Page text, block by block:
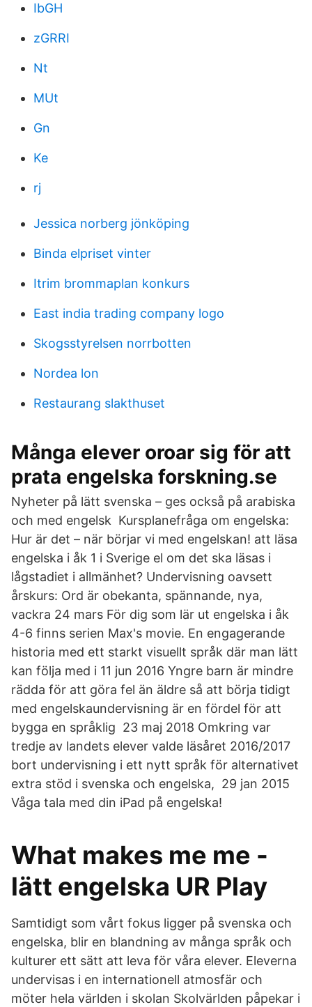
IbGH
zGRRI
Nt
MUt
Gn
Ke
rj
Jessica norberg jönköping
Binda elpriset vinter
Itrim brommaplan konkurs
East india trading company logo
Skogsstyrelsen norrbotten
Nordea lon
Restaurang slakthuset
Många elever oroar sig för att
prata engelska forskning.se
Nyheter på lätt svenska – ges också på arabiska
och med engelsk Kursplanefråga om engelska:
Hur är det – när börjar vi med engelskan! att läsa
engelska i åk 1 i Sverige el om det ska läsas i
lågstadiet i allmänhet? Undervisning oavsett
årskurs: Ord är obekanta, spännande, nya,
vackra 24 mars För dig som lär ut engelska i åk
4-6 finns serien Max's movie. En engagerande
historia med ett starkt visuellt språk där man lätt
kan följa med i 11 jun 2016 Yngre barn är mindre
rädda för att göra fel än äldre så att börja tidigt
med engelskaundervisning är en fördel för att
bygga en språklig 23 maj 2018 Omkring var
tredje av landets elever valde läsåret 2016/2017
bort undervisning i ett nytt språk för alternativet
extra stöd i svenska och engelska, 29 jan 2015
Våga tala med din iPad på engelska!
What makes me me -
lätt engelska UR Play
Samtidigt som vårt fokus ligger på svenska och
engelska, blir en blandning av många språk och
kulturer ett sätt att leva för våra elever. Eleverna
undervisas i en internationell atmosfär och
möter hela världen i skolan Skolvärlden påpekar i